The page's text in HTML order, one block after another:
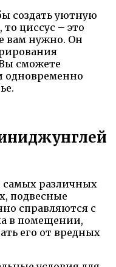
создать уютную
циссус – это
вам нужно. Он
сможете
одновременно
различных
подвесные
справляются с
в помещении,
его от вредных